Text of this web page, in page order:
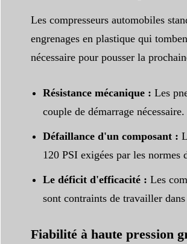
Les compresseurs automobiles
engrenages en plastique qui
nécessaire pour pousser la
Résistance mécanique : Les
couple de démarrage nécessaire.
Défaillance d'un composant :
120 PSI exigées par les normes
Le déficit d'efficacité : Les
sont contraints de travailler
Fiabilité à haute pression